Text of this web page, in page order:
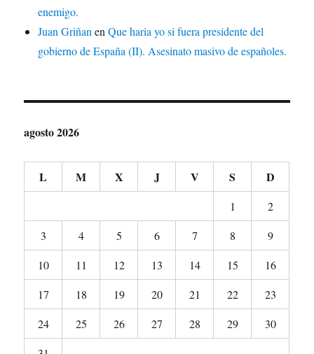
enemigo.
Juan Griñan enQue haria yo si fuera presidente del
gobierno de España (II). Asesinato masivo de españoles.
agosto 2026
L M X J V S D
1
2
3
4 5 6 7 8
9
10
11 12 13 14 15
16
17
18 19 20 21 22
23
24
25 26 27 28 29
30